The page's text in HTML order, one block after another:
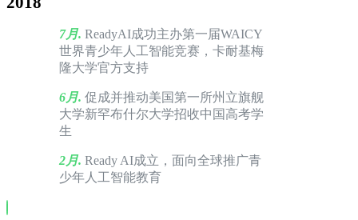
7月. ReadyAI成功主办第一届WAICY
世界青少年人工智能竞赛，卡耐基梅
隆大学官方支持
6月. 促成并推动美国第一所州立旗舰
大学新罕布什尔大学招收中国高考学
生
2月. Ready AI成立，面向全球推广青
少年人工智能教育